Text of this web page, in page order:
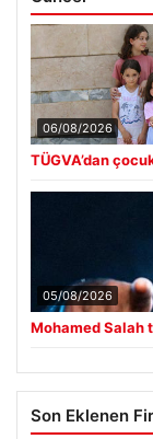
06/08/2026
TÜGVA’dan
05/08/2026
Mohamed Salah
Son Eklenen